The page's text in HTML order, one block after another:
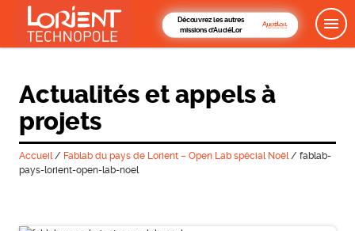
Découvrez les autres
missions d'AudéLor
Actualités et appels à
projets
Accueil/ Fablab du pays de Lorient – Open Lab spécial Noël/ fablab-
pays-lorient-open-lab-noel